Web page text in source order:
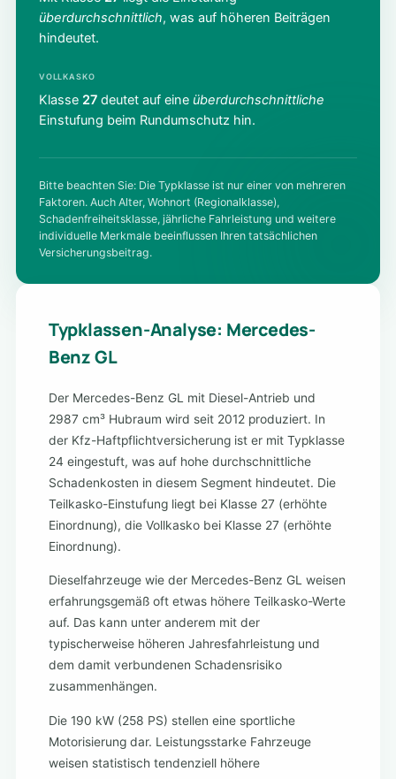
überdurchschnittlich, was auf höheren Beiträgen
hindeutet.
VOLLKASKO
Klasse 27deutet auf eine überdurchschnittliche
Einstufung beim Rundumschutz hin.
Bitte beachten Sie: Die Typklasse ist nur einer von mehreren
Faktoren. Auch Alter, Wohnort (Regionalklasse),
Schadenfreiheitsklasse, jährliche Fahrleistung und weitere
individuelle Merkmale beeinflussen Ihren tatsächlichen
Versicherungsbeitrag.
Typklassen-Analyse: Mercedes-
Benz GL
Der Mercedes-Benz GL mit Diesel-Antrieb und
2987 cm³ Hubraum wird seit 2012 produziert. In
der Kfz-Haftpflichtversicherung ist er mit Typklasse
24 eingestuft, was auf hohe durchschnittliche
Schadenkosten in diesem Segment hindeutet. Die
Teilkasko-Einstufung liegt bei Klasse 27 (erhöhte
Einordnung), die Vollkasko bei Klasse 27 (erhöhte
Einordnung).
Dieselfahrzeuge wie der Mercedes-Benz GL weisen
erfahrungsgemäß oft etwas höhere Teilkasko-Werte
auf. Das kann unter anderem mit der
typischerweise höheren Jahresfahrleistung und
dem damit verbundenen Schadensrisiko
zusammenhängen.
Die 190 kW (258 PS) stellen eine sportliche
Motorisierung dar. Leistungsstarke Fahrzeuge
weisen statistisch tendenziell höhere